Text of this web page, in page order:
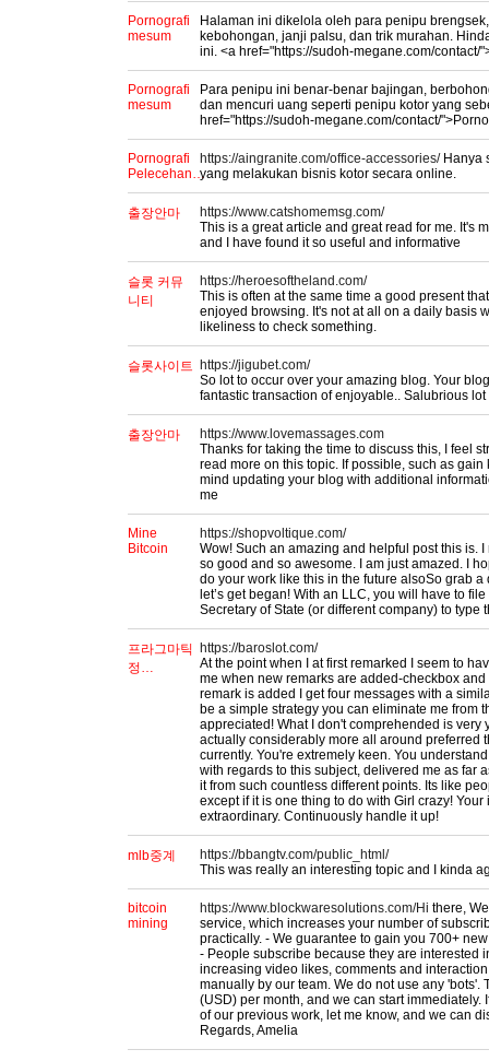
Pornografi
mesum
Halaman ini dikelola oleh para penipu
kebohongan, janji palsu, dan trik murahan.
ini. <a href="https://sudoh-megane.com/contact/
Pornografi
mesum
Para penipu ini benar-benar bajingan,
dan mencuri uang seperti penipu kotor yang
href="https://sudoh-megane.com/contact/
Pornografi
Pelecehan…
https://aingranite.com/office-accessories/Hanya
yang melakukan bisnis kotor secara online.
출장안마
https://www.catshomemsg.com/
This is a great article and great read for me. It's
and I have found it so useful and informative
슬롯 커뮤
니티
https://heroesoftheland.com/
This is often at the same time a good present
enjoyed browsing. It's not at all on a daily basis
likeliness to check something.
슬롯사이트
https://jigubet.com/
So lot to occur over your amazing blog. Your
fantastic transaction of enjoyable.. Salubrious
출장안마
https://www.lovemassages.com
Thanks for taking the time to discuss this, I feel
read more on this topic. If possible, such as
mind updating your blog with additional
me
Mine
Bitcoin
https://shopvoltique.com/
Wow! Such an amazing and helpful post this is.
so good and so awesome. I am just amazed. I
do your work like this in the future alsoSo grab a
let’s get began! With an LLC, you will have to
Secretary of State (or different company) to type
프라그마틱
정…
https://baroslot.com/
At the point when I at first remarked I seem to
me when new remarks are added-checkbox
remark is added I get four messages with a
be a simple strategy you can eliminate me from
appreciated! What I don't comprehended is very
actually considerably more all around preferred
currently. You're extremely keen. You
with regards to this subject, delivered me as far
it from such countless different points. Its like
except if it is one thing to do with Girl crazy!
extraordinary. Continuously handle it up!
mlb중계
https://bbangtv.com/public_html/
This was really an interesting topic and I kinda
bitcoin
mining
https://www.blockwaresolutions.com/Hi there,
service, which increases your number of
practically. - We guarantee to gain you 700+
- People subscribe because they are interested
increasing video likes, comments and
manually by our team. We do not use any 'bots'.
(USD) per month, and we can start immediately.
of our previous work, let me know, and we can
Regards, Amelia